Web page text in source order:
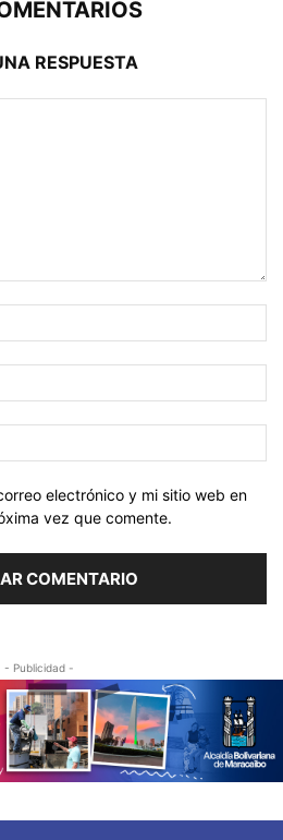
RESPUESTA
electrónico y mi sitio web en
vez que comente.
- Publicidad -